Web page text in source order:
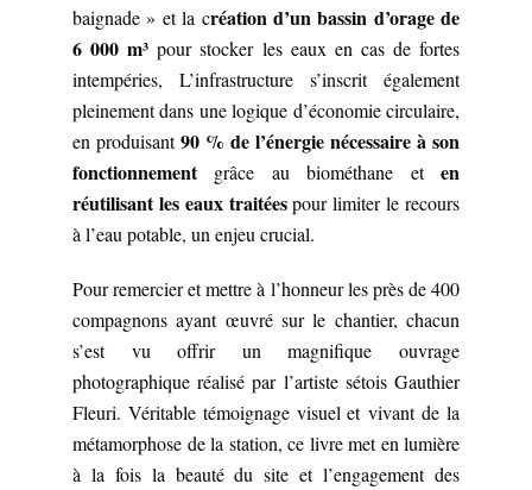
baignade » et la création d’un bassin d’orage de
6 000 m³ pour stocker les eaux en cas de fortes
intempéries, L’infrastructure s’inscrit également
pleinement dans une logique d’économie circulaire,
en produisant90 % de l’énergie nécessaire à son
fonctionnementgrâce au biométhane et en
réutilisant les eaux traitéespour limiter le recours
à l’eau potable, un enjeu crucial.
Pour remercier et mettre à l’honneur les près de 400
compagnons ayant œuvré sur le chantier, chacun
s’est vu offrir un magnifique ouvrage
photographique réalisé par l’artiste sétois Gauthier
Fleuri. Véritable témoignage visuel etvivant de la
métamorphose de la station, ce livre met en lumière
à la fois la beauté du site et l’engagement des